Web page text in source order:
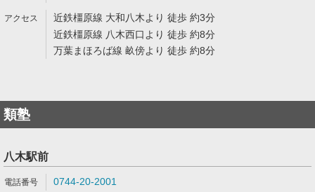
近鉄橿原線 大和八木より 徒歩 約3分
近鉄橿原線 八木西口より 徒歩 約8分
万葉まほろば線 畝傍より 徒歩 約8分
類塾
八木駅前
0744-20-2001